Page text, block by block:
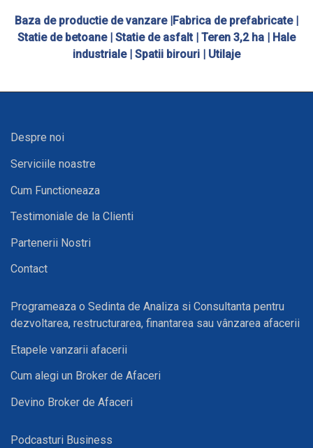
Baza de productie de vanzare |Fabrica de prefabricate |
Statie de betoane | Statie de asfalt | Teren 3,2 ha | Hale
industriale | Spatii birouri | Utilaje
Despre noi
Serviciile noastre
Cum Functioneaza
Testimoniale de la Clienti
Partenerii Nostri
Contact
Programeaza o Sedinta de Analiza si Consultanta pentru
dezvoltarea, restructurarea, finantarea sau vânzarea afacerii
Etapele vanzarii afacerii
Cum alegi un Broker de Afaceri
Devino Broker de Afaceri
Podcasturi Business